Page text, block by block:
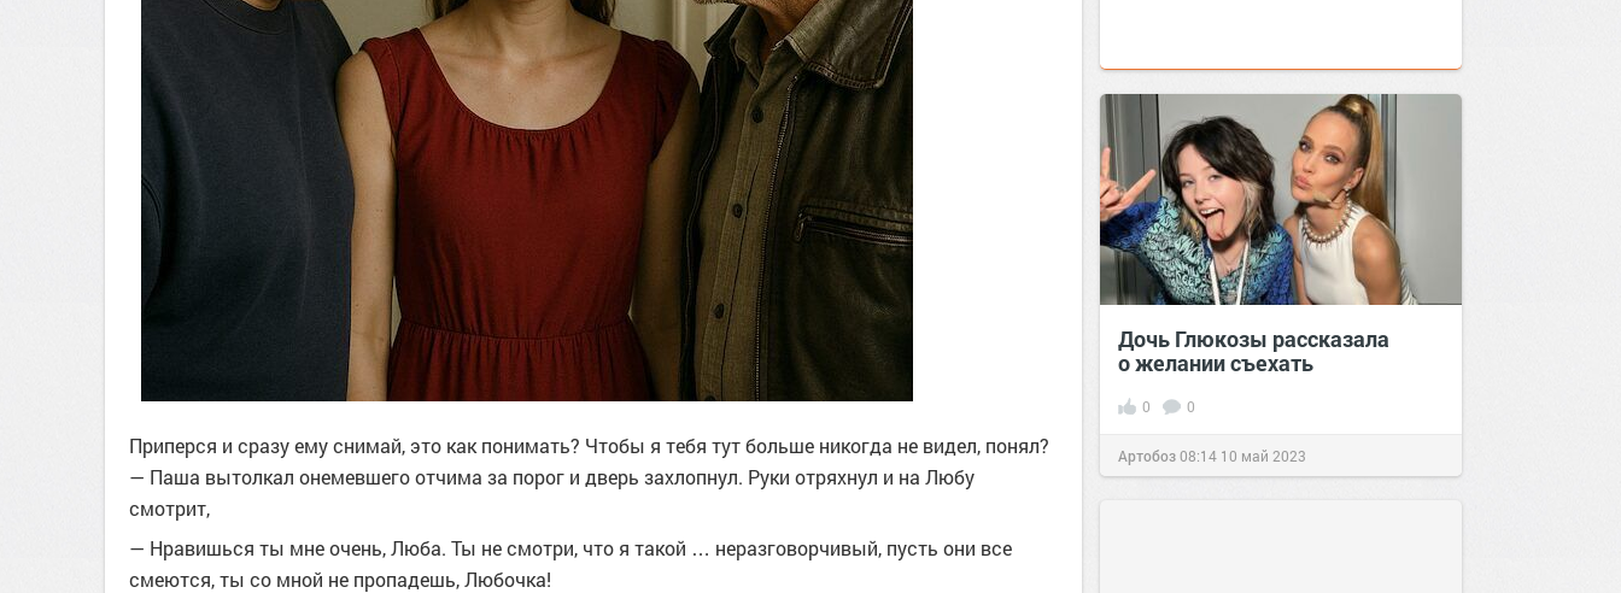
Приперся и сразу ему снимай, это как понимать? Чтобы я тебя тут больше никогда не видел, понял?
— Паша вытолкал онемевшего отчима за порог и дверь захлопнул. Руки отряхнул и на Любу
смотрит,
— Нравишься ты мне очень, Люба. Ты не смотри, что я такой … неразговорчивый, пусть они все
смеются, ты со мной не пропадешь, Любочка!
Дочь Глюкозы рассказала
о желании съехать
0 0
Артобоз08:14 10 май 2023